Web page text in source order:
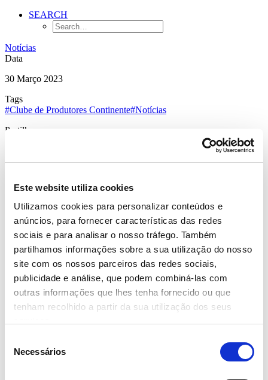
Este website utiliza cookies
Utilizamos cookies para personalizar conteúdos e
anúncios, para fornecer características das redes
sociais e para analisar o nosso tráfego. Também
partilhamos informações sobre a sua utilização do nosso
site com os nossos parceiros das redes sociais,
publicidade e análise, que podem combiná-las com
outras informações que lhes tenha fornecido ou que
tenham recolhido a partir da sua utilização dos seus
Necessários
SEARCH
Notícias
Data
30 Março 2023
Tags
#Clube de Produtores Continente#Notícias
Partilhar
CLUBE DE PRODUTORES
10 FORNECEDORES
De 30 de março a 2 de abril, 10 empresas do Clube de
Produtores Continente (CPC) vão estar presentes na AGRO –
Feira Internacional de Agricultura, Pecuária e Alimentação,
que decorre no Altice Forum Braga, para venda de produtos
comercializados pela marca e propostas de degustações aos
visitantes.
Campotec, BDF, Horto São Silvestre, Aromáticas Vivas, Celeste,
Queijos Paiva, Bísaro, Pão de Gimonde, MinhoFumeiro e Vinho
O CPC tem, atualmente, quatro produtores no distrito de Braga, que